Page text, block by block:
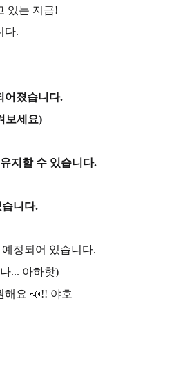
있는 지금!
다.
어졌습니다.
보세요)
지할 수 있습니다.
니다.
정되어 있습니다.
... 아하핫)
해요 📣!! 야호